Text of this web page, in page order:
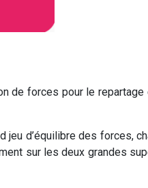
de forces pour le repartage
d’équilibre des forces,
sur les deux grandes